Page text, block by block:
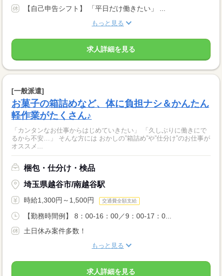
【自己申告シフト】 「平日だけ働きたい」 ...
もっと見る
求人詳細を見る
[一般派遣]
お菓子の箱詰めなど、体に負担ナシ＆かんたん
軽作業がたくさん♪
「カンタンなお仕事からはじめていきたい」 「久しぶりに働きにで
るから不安…」 そんな方には おかしの”箱詰め”や”仕分け”のお仕事が
オススメ...
梱包・仕分け・検品
埼玉県越谷市/南越谷駅
時給1,300円～1,500円 交通費全額支給
【勤務時間例】 8：00-16：00／9：00-17：0...
土日休み案件多数！
もっと見る
求人詳細を見る